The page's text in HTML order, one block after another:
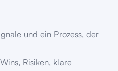
und ein Prozess, der
Risiken, klare